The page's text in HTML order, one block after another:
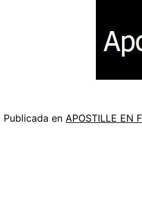
Publicada en APOSTILLE EN